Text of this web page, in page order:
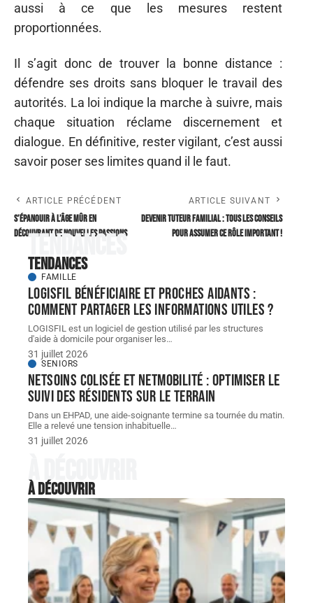
aussi à ce que les mesures restent
proportionnées.
Il s’agit donc de trouver la bonne distance :
défendre ses droits sans bloquer le travail des
autorités. La loi indique la marche à suivre, mais
chaque situation réclame discernement et
dialogue. En définitive, rester vigilant, c’est aussi
savoir poser ses limites quand il le faut.
ARTICLE PRÉCÉDENT
S’épanouir à l’âge mûr en
découvrant de nouvelles passions
ARTICLE SUIVANT
Devenir tuteur familial : tous les conseils
pour assumer ce rôle important !
Tendances
Tendances
FAMILLE
LOGISFIL bénéficiaire et proches aidants :
comment partager les informations utiles ?
LOGISFIL est un logiciel de gestion utilisé par les structures
d'aide à domicile pour organiser les…
31 juillet 2026
SENIORS
NETSoins colisée et NETMobilité : optimiser le
suivi des résidents sur le terrain
Dans un EHPAD, une aide-soignante termine sa tournée du matin.
Elle a relevé une tension inhabituelle…
31 juillet 2026
À découvrir
À découvrir